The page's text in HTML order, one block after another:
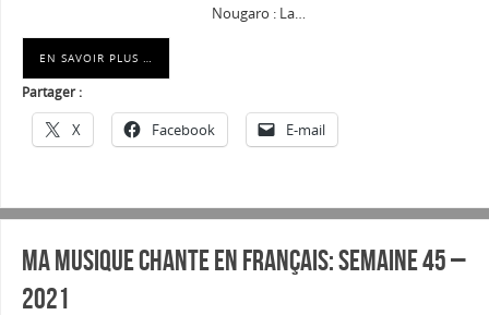
Nougaro : La…
EN SAVOIR PLUS …
Partager :
X Facebook E-mail
Ma musique chante en Français: Semaine 45 –
2021